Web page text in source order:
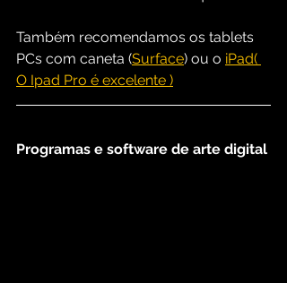
Também recomendamos os tablets
PCs com caneta (Surface) ou o iPad(
O Ipad Pro é excelente )
Programas e software de arte digital